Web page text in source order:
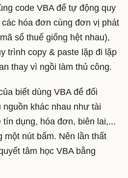
code VBA để tự động quy
hóa đơn cùng đơn vị phát
số thuế giống hệt nhau),
trình copy & paste lặp đi lặp
thay vì ngồi làm thủ công.
biết dùng VBA để đối
khác nhau như tài
tín dụng, hóa đơn, biên lai,...
một nút bấm. Nên lần thất
tâm học VBA bằng